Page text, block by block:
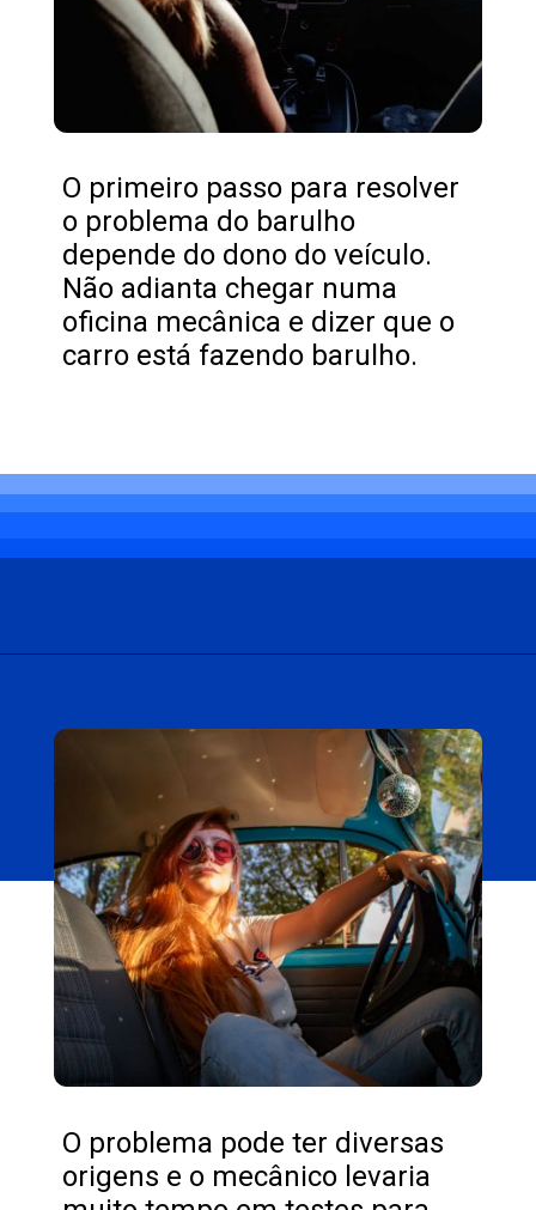
O primeiro passo para resolver
o problema do barulho
depende do dono do veículo.
Não adianta chegar numa
oficina mecânica e dizer que o
carro está fazendo barulho.
O problema pode ter diversas
origens e o mecânico levaria